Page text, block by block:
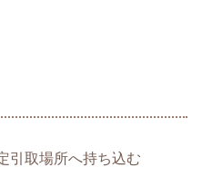
引取場所へ持ち込む